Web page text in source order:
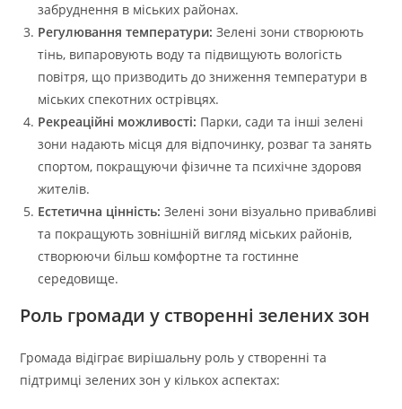
забруднення в міських районах.
Регулювання температури: Зелені зони створюють
тінь, випаровують воду та підвищують вологість
повітря, що призводить до зниження температури в
міських спекотних острівцях.
Рекреаційні можливості: Парки, сади та інші зелені
зони надають місця для відпочинку, розваг та занять
спортом, покращуючи фізичне та психічне здоровя
жителів.
Естетична цінність: Зелені зони візуально привабливі
та покращують зовнішній вигляд міських районів,
створюючи більш комфортне та гостинне
середовище.
Роль громади у створенні зелених зон
Громада відіграє вирішальну роль у створенні та
підтримці зелених зон у кількох аспектах: